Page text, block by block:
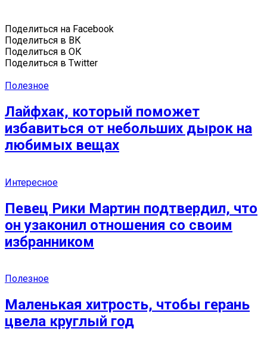
Поделиться на Facebook
Поделиться в ВК
Поделиться в ОК
Поделиться в Twitter
Полезное
Лайфхак, который поможет
избавиться от небольших дырок на
любимых вещах
Интересное
Певец Рики Мартин подтвердил, что
он узаконил отношения со своим
избранником
Полезное
Маленькая хитрость, чтобы герань
цвела круглый год